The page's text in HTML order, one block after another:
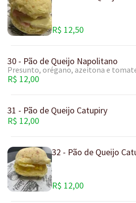
R$ 12,50
30 - Pão de Queijo Napolitano
Presunto, orégano, azeitona e
R$ 12,00
31 - Pão de Queijo Catupiry
R$ 12,00
32 - Pão de Queijo
R$ 12,00